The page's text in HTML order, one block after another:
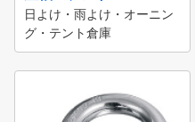
日よけ・雨よけ・オーニン
グ・テント倉庫